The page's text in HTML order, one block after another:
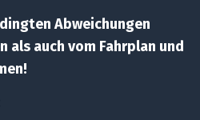
Abweichungen
als auch vom Fahrplan und